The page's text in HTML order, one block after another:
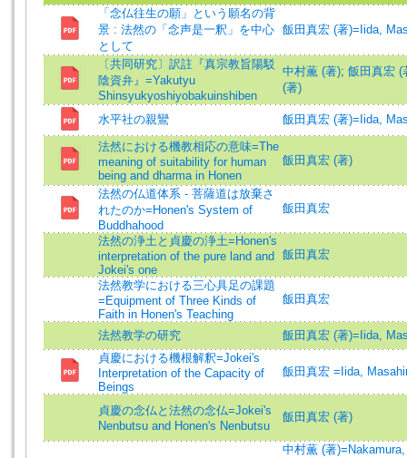
「念仏往生の願」という願名の背
景 : 法然の「念声是一釈」を中心
として
飯田真宏 (著)=Iida,
〔共同研究〕訳註『真宗教旨陽駁
陰資弁』=Yakutyu
Shinsyukyoshiyobakuinshiben
中村薫 (著); 飯田真宏 (
(著)
水平社の親鸞
飯田真宏 (著)=Iida,
法然における機教相応の意味=The
meaning of suitability for human
being and dharma in Honen
飯田真宏 (著)
法然の仏道体系 - 菩薩道は放棄さ
れたのか=Honen's System of
Buddhahood
飯田真宏
法然の浄土と貞慶の浄土=Honen's
interpretation of the pure land and
Jokei's one
飯田真宏
法然教学における三心具足の課題
=Equipment of Three Kinds of
Faith in Honen's Teaching
飯田真宏
法然教学の研究
飯田真宏 (著)=Iida,
貞慶における機根解釈=Jokei's
Interpretation of the Capacity of
Beings
飯田真宏 =Iida,
貞慶の念仏と法然の念仏=Jokei's
Nenbutsu and Honen's Nenbutsu
飯田真宏 (著)
中村薫 (著